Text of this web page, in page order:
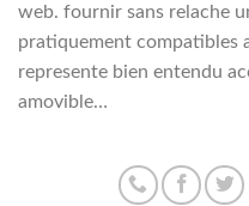
web. fournir sans relache
pratiquement compatibles
represente bien entendu
amovible…